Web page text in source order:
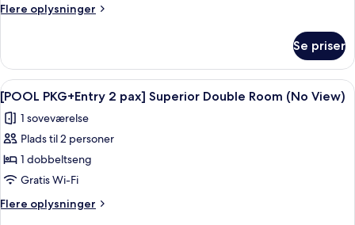
Flere oplysninger
Flere
day
Special]
Deluxe,
Random
Assignment
Se priser
Indlæs
alle
billeder
af
[POOL
PKG+Entry
2
pax]
Et hotelværelse med seng,
6
[POOL PKG+Entry 2 pax] Superior Double Room (No View)
1 soveværelse
Plads til 2 personer
1 dobbeltseng
Gratis Wi-Fi
Flere oplysninger
Flere